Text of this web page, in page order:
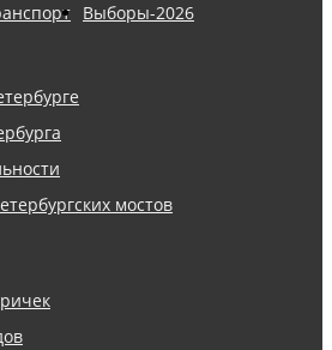
Выборы-2026
мостов